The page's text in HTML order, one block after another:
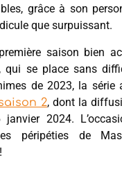
grâce à son
que surpuissant.
saison bien
qui se place sans
de 2023, la série
2, dont la
2024.
péripéties de